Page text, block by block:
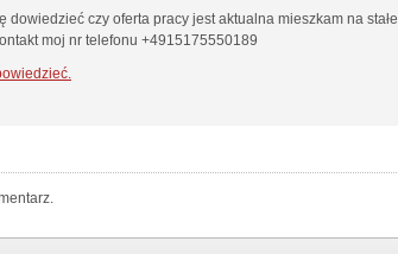
dowiedzieć czy oferta pracy jest aktualna mieszkam na stałe
moj nr telefonu +4915175550189